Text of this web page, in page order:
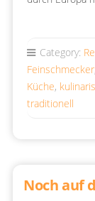
Category:
Feinschmecker,
Küche,
traditionell
Noch auf